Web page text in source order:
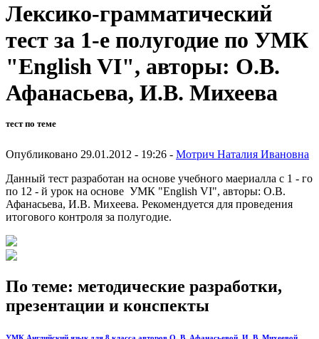
Лексико-грамматический
тест за 1-е полугодие по УМК
"English VI", авторы: О.В.
Афанасьева, И.В. Михеева
тест по теме
Опубликовано 29.01.2012 - 19:26 - Мотрич Наталия Ивановна
Данный тест разработан на основе учебного маериалла с 1 - го
по 12 - й урок на основе УМК "English VI", авторы: О.В.
Афанасьева, И.В. Михеева. Рекомендуется для проведения
итогового контроля за полугодие.
По теме: методические разработки,
презентации и конспекты